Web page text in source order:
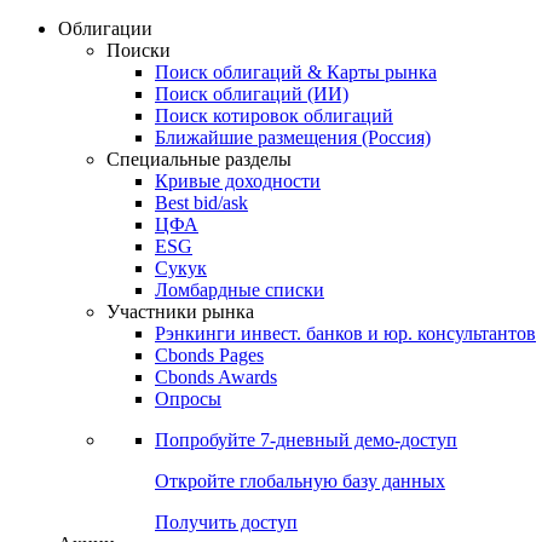
Облигации
Поиски
Поиск облигаций & Карты рынка
Поиск облигаций (ИИ)
Поиск котировок облигаций
Ближайшие размещения (Россия)
Специальные разделы
Кривые доходности
Best bid/ask
ЦФА
ESG
Сукук
Ломбардные списки
Участники рынка
Рэнкинги инвест. банков и юр. консультантов
Cbonds Pages
Cbonds Awards
Опросы
Попробуйте 7-дневный демо-доступ
Откройте глобальную базу данных
Получить доступ